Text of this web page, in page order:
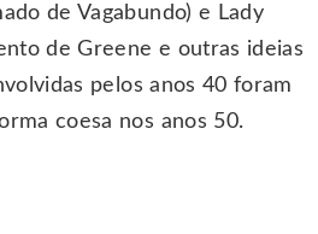
de Vagabundo) e Lady
de Greene e outras ideias
pelos anos 40 foram
coesa nos anos 50.